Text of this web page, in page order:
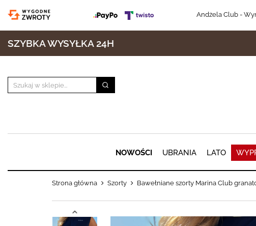
Andżela Club-
SZYBKA WYSYŁKA 24H
NOWOŚCI UBRANIA LATO
Strona główna Szorty Bawełniane szorty Marina Club